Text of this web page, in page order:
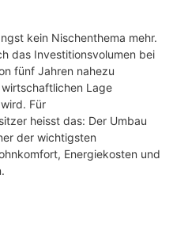
kein Nischenthema mehr.
das Investitionsvolumen bei
fünf Jahren nahezu
Lage
Für
heisst das: Der Umbau
der wichtigsten
Energiekosten und